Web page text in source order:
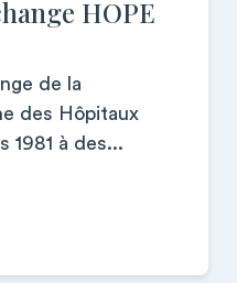
HOPE
de la
des Hôpitaux
1981 à des...